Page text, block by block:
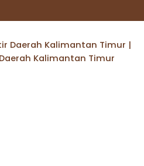
Daerah Kalimantan Timur |
Kalimantan Timur